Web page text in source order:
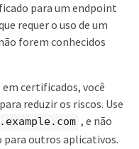
para um endpoint
requer o uso de um
forem conhecidos
em certificados, você
reduzir os riscos. Use
, e não
para outros aplicativos.